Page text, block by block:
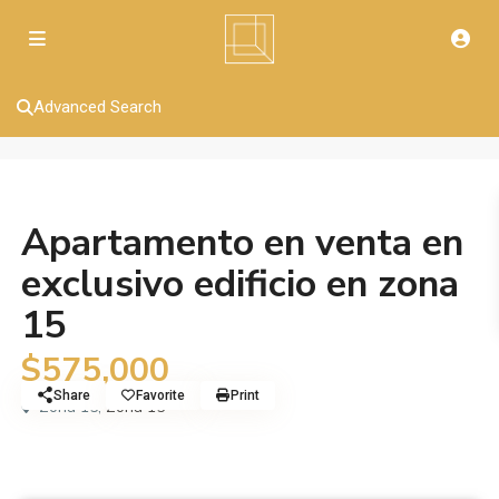
Advanced Search
Apartamento en venta en
exclusivo edificio en zona
15
$575,000
Zona 15, Zona 15
Share Favorite Print